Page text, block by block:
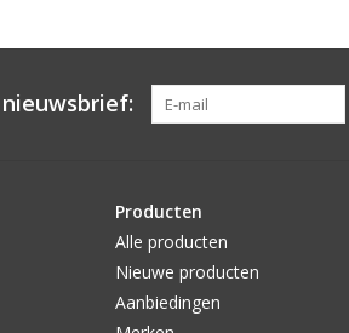
Producten
Alle producten
Nieuwe producten
Aanbiedingen